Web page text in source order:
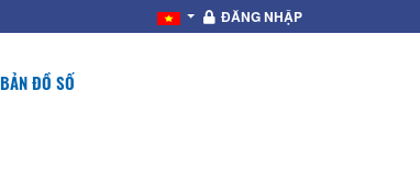
ĐĂNG NHẬP
BẢN ĐỒ SỐ